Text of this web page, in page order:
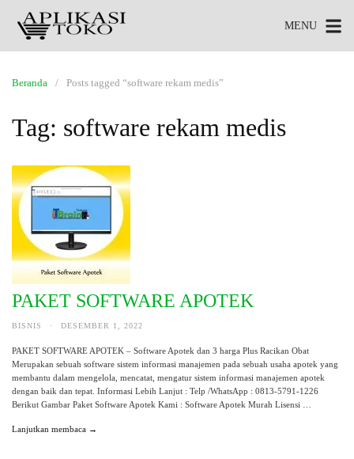
MENU
Beranda Posts tagged “software rekam medis”
Tag: software rekam medis
PAKET SOFTWARE APOTEK
BISNIS · DESEMBER 1, 2022
PAKET SOFTWARE APOTEK – Software Apotek dan 3 harga Plus Racikan Obat
Merupakan sebuah software sistem informasi manajemen pada sebuah usaha apotek yang
membantu dalam mengelola, mencatat, mengatur sistem informasi manajemen apotek
dengan baik dan tepat. Informasi Lebih Lanjut : Telp /WhatsApp : 0813-5791-1226
Berikut Gambar Paket Software Apotek Kami : Software Apotek Murah Lisensi …
Lanjutkan membaca →